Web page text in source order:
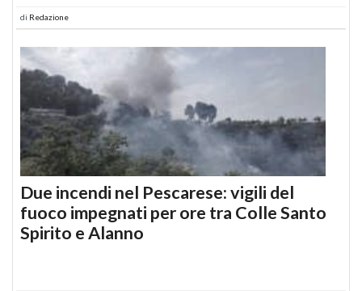
di Redazione
Due incendi nel Pescarese: vigili del
fuoco impegnati per ore tra Colle Santo
Spirito e Alanno